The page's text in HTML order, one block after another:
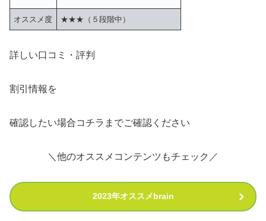
オススメ度 ★★★（５段階中）
詳しい口コミ・評判
割引情報を
確認したい場合コチラまでご確認ください
＼他のオススメコンテンツもチェック／
2023年オススメbrain